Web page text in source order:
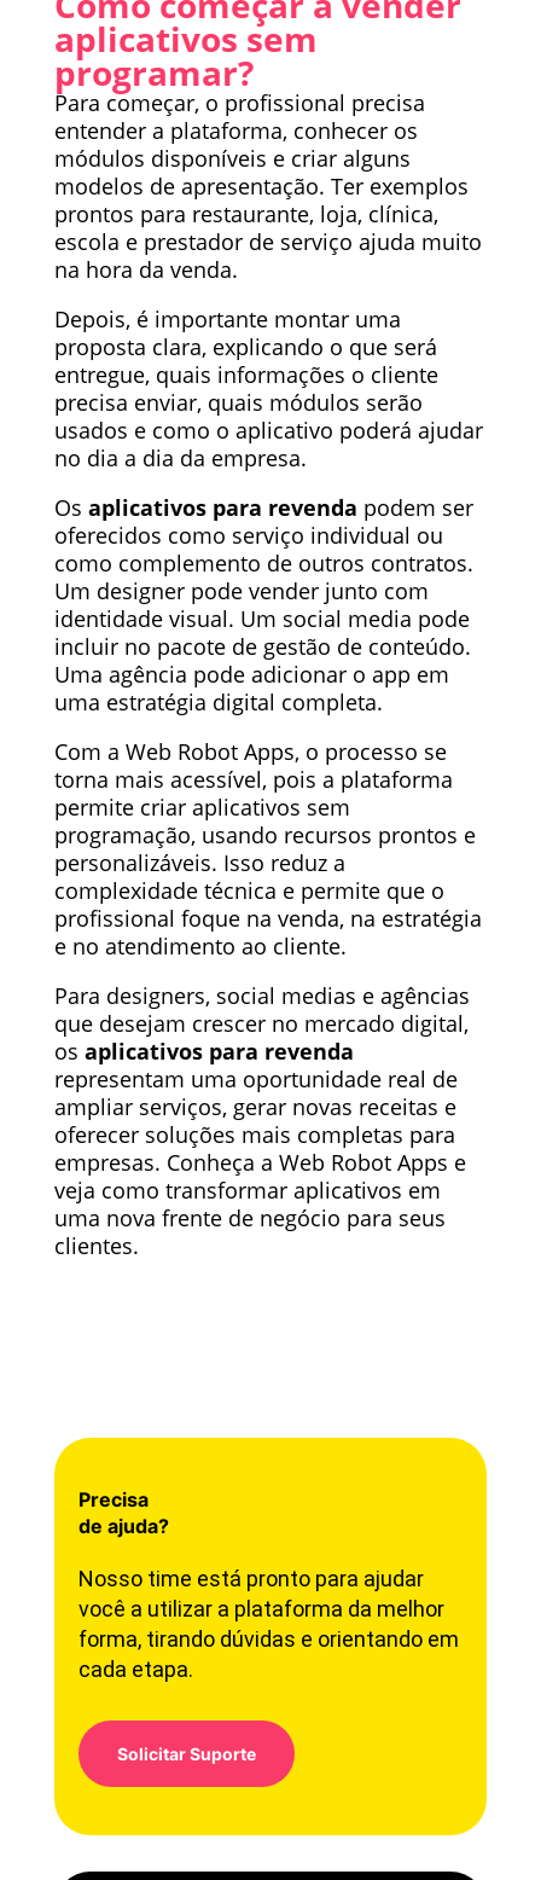
aplicativos sem
programar?
Para começar, o profissional precisa
entender a plataforma, conhecer os
módulos disponíveis e criar alguns
modelos de apresentação. Ter exemplos
prontos para restaurante, loja, clínica,
escola e prestador de serviço ajuda muito
na hora da venda.
Depois, é importante montar uma
proposta clara, explicando o que será
entregue, quais informações o cliente
precisa enviar, quais módulos serão
usados e como o aplicativo poderá ajudar
no dia a dia da empresa.
Os aplicativos para revenda podem ser
oferecidos como serviço individual ou
como complemento de outros contratos.
Um designer pode vender junto com
identidade visual. Um social media pode
incluir no pacote de gestão de conteúdo.
Uma agência pode adicionar o app em
uma estratégia digital completa.
Com a Web Robot Apps, o processo se
torna mais acessível, pois a plataforma
permite criar aplicativos sem
programação, usando recursos prontos e
personalizáveis. Isso reduz a
complexidade técnica e permite que o
profissional foque na venda, na estratégia
e no atendimento ao cliente.
Para designers, social medias e agências
que desejam crescer no mercado digital,
os aplicativos para revenda
representam uma oportunidade real de
ampliar serviços, gerar novas receitas e
oferecer soluções mais completas para
empresas. Conheça a Web Robot Apps e
veja como transformar aplicativos em
uma nova frente de negócio para seus
clientes.
Precisa
de ajuda?
Nosso time está pronto para ajudar
você a utilizar a plataforma da melhor
forma, tirando dúvidas e orientando em
cada etapa.
Solicitar Suporte